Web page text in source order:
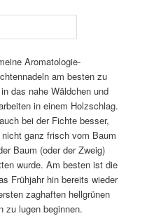
Aromatologie-
am besten zu
das nahe Wäldchen und
in einem Holzschlag.
bei der Fichte besser,
ganz frisch vom Baum
Baum (oder der Zweig)
wurde. Am besten ist die
Frühjahr hin bereits wieder
zaghaften hellgrünen
zu lugen beginnen.